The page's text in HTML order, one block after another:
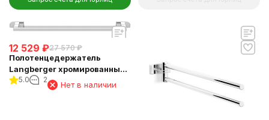
12 529 ₽27 570 ₽
Полотенцедержатель
Langberger хромированный
к стене одинарный 60 см
5.0 2
Нет в наличии